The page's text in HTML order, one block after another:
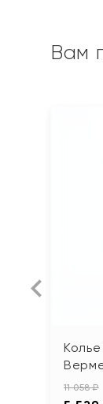
Вам
11 058 ₽